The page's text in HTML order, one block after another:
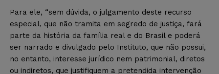
Para ele, “sem dúvida, o julgamento deste recurso
especial, que não tramita em segredo de justiça, fará
parte da história da família real e do Brasil e poderá
ser narrado e divulgado pelo Instituto, que não possui,
no entanto, interesse jurídico nem patrimonial, diretos
ou indiretos, que justifiquem a pretendida intervenção